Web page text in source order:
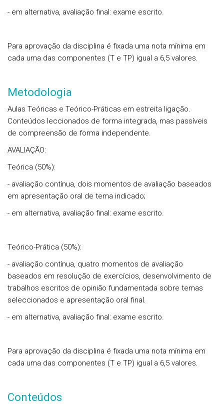
- em alternativa, avaliação final: exame escrito.
Para aprovação da disciplina é fixada uma nota mínima em
cada uma das componentes (T e TP) igual a 6,5 valores.
Metodologia
Aulas Teóricas e Teórico-Práticas em estreita ligação.
Conteúdos leccionados de forma integrada, mas passíveis
de compreensão de forma independente.
AVALIAÇÃO:
Teórica (50%):
- avaliação contínua, dois momentos de avaliação baseados
em apresentação oral de tema indicado;
- em alternativa, avaliação final: exame escrito.
Teórico-Prática (50%):
- avaliação contínua, quatro momentos de avaliação
baseados em resolução de exercícios, desenvolvimento de
trabalhos escritos de opinião fundamentada sobre temas
seleccionados e apresentação oral final.
- em alternativa, avaliação final: exame escrito.
Para aprovação da disciplina é fixada uma nota mínima em
cada uma das componentes (T e TP) igual a 6,5 valores.
Conteúdos